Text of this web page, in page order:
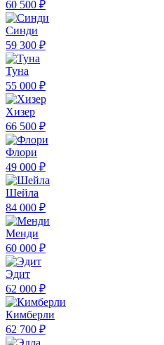
60 500 ₽
Синди
59 300 ₽
Туна
55 000 ₽
Хизер
66 500 ₽
Флори
49 000 ₽
Шейла
84 000 ₽
Менди
60 000 ₽
Эдит
62 000 ₽
Кимберли
62 700 ₽